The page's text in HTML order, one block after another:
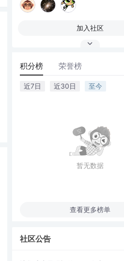
加入社区
积分榜 荣誉榜
近7日 近30日 至今
暂无数据
查看更多榜单
社区公告